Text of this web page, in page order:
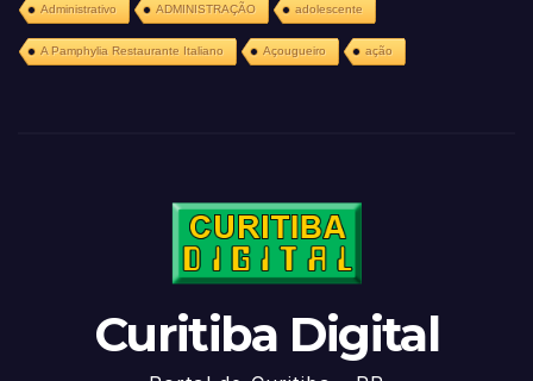
Administrativo ADMINISTRAÇÃO adolescente
A Pamphylia Restaurante Italiano Açougueiro ação
Curitiba Digital